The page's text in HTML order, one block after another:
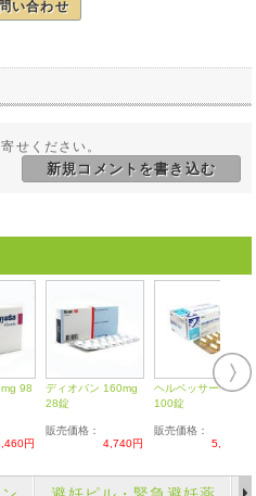
き起こす場合があります、少量の併
や薬剤師の管理・指導の下で適切な
合がありますので、めまいや立ちく
下さい。
能が悪化する場合があります。
られます。
ません、ご注意下さい。
のある方、糖尿病の方で、アリスキ
コレステロール吸着療法を受けてい
能障害のある方、脳卒中を起こした
りますので、併用はお避け下さい。
い合わせ
せください。
新規コメントを書き込む
98
円
ディオバン 160mg
28錠
販売価格：
4,740円
ヘルベッサーR100
100錠
販売価格：
5,740円